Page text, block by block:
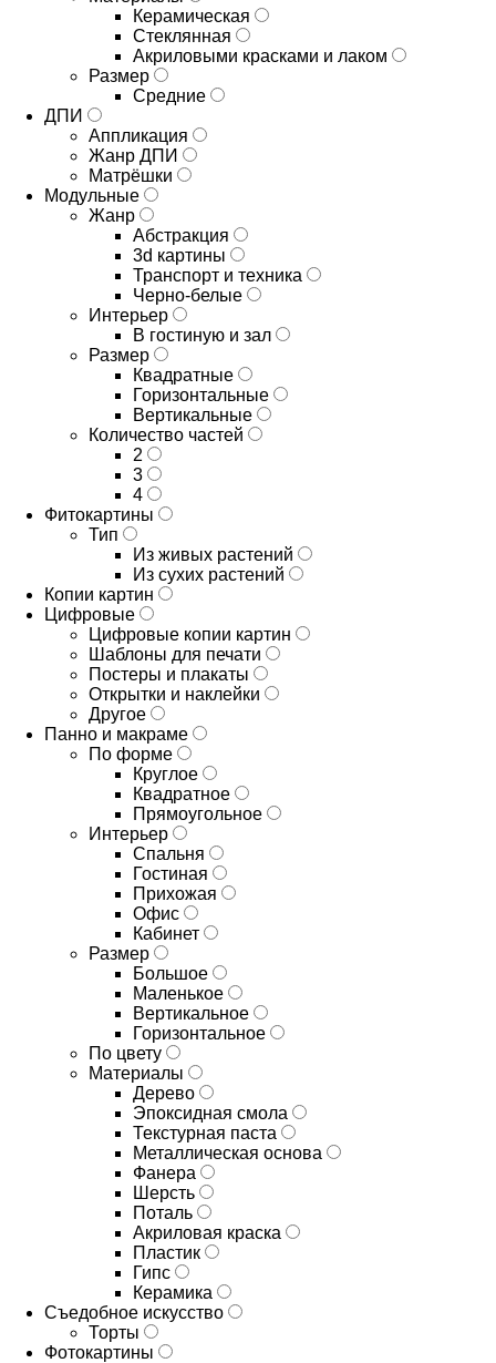
Керамическая
Стеклянная
Акриловыми красками и лаком
Размер
Средние
ДПИ
Аппликация
Жанр ДПИ
Матрёшки
Модульные
Жанр
Абстракция
3d картины
Транспорт и техника
Черно-белые
Интерьер
В гостиную и зал
Размер
Квадратные
Горизонтальные
Вертикальные
Количество частей
2
3
4
Фитокартины
Тип
Из живых растений
Из сухих растений
Копии картин
Цифровые
Цифровые копии картин
Шаблоны для печати
Постеры и плакаты
Открытки и наклейки
Другое
Панно и макраме
По форме
Круглое
Квадратное
Прямоугольное
Интерьер
Спальня
Гостиная
Прихожая
Офис
Кабинет
Размер
Большое
Маленькое
Вертикальное
Горизонтальное
По цвету
Материалы
Дерево
Эпоксидная смола
Текстурная паста
Металлическая основа
Фанера
Шерсть
Поталь
Акриловая краска
Пластик
Гипс
Керамика
Съедобное искусство
Торты
Фотокартины